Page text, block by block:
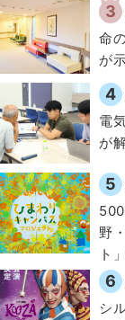
3
命
が
4
電
が
5
野
ト
6
シ